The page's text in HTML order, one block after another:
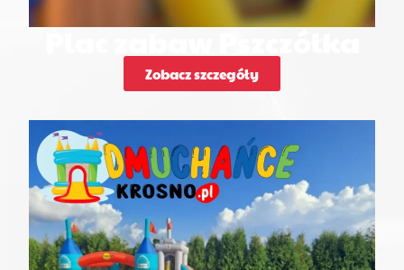
Plac zabaw Pszczółka
Zobacz szczegóły